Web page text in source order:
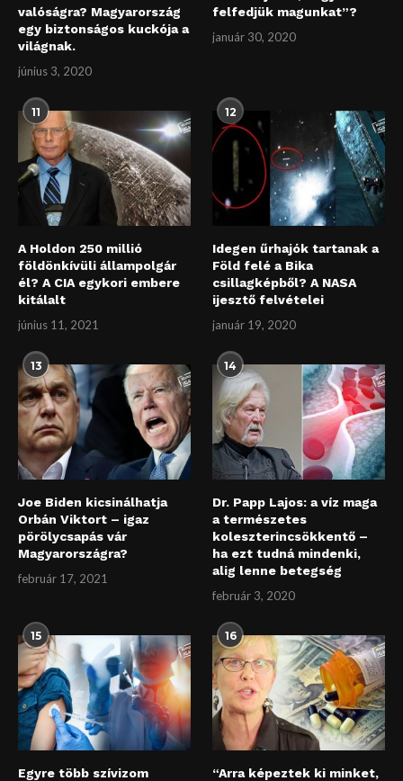
valóságra? Magyarország
egy biztonságos kuckója a
világnak.
június 3, 2020
felfedjük magunkat”?
január 30, 2020
11
A Holdon 250 millió
földönkívüli állampolgár
él? A CIA egykori embere
kitálalt
június 11, 2021
12
Idegen űrhajók tartanak a
Föld felé a Bika
csillagképből? A NASA
ijesztő felvételei
január 19, 2020
13
Joe Biden kicsinálhatja
Orbán Viktort – igaz
pörölycsapás vár
Magyarországra?
február 17, 2021
14
Dr. Papp Lajos: a víz maga
a természetes
koleszterincsökkentő –
ha ezt tudná mindenki,
alig lenne betegség
február 3, 2020
15
Egyre több szívizom
16
“Arra képeztek ki minket,